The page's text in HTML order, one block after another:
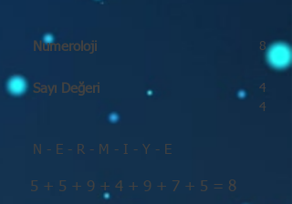
Numeroloji
Sayı Değeri
8
4
4
N - E - R - M - I - Y - E
5 + 5 + 9 + 4 + 9 + 7 + 5 = 8